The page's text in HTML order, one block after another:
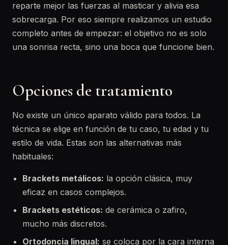
reparte mejor las fuerzas al masticar y alivia esa
sobrecarga. Por eso siempre realizamos un estudio
completo antes de empezar: el objetivo no es solo
una sonrisa recta, sino una boca que funcione bien.
Opciones de tratamiento
No existe un único aparato válido para todos. La
técnica se elige en función de tu caso, tu edad y tu
estilo de vida. Estas son las alternativas más
habituales:
Brackets metálicos: la opción clásica, muy
eficaz en casos complejos.
Brackets estéticos: de cerámica o zafiro,
mucho más discretos.
Ortodoncia lingual: se coloca por la cara interna